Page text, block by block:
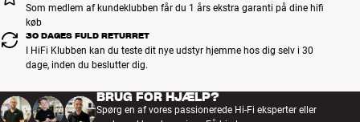
Delefilteret på 600 Series S3 højtalerne er blevet opgraderet med
eksklusive nye kapacitorer, og heri ligger en god del af
hemmeligheden bag den hørbart forbedrede lydkvalitet i forhold til
forrige generation af 600-serien. ,
Delefilteret har stor betydning for højtalerens lydkvalitet, og som i
deres dyreste serier har Bowers &, Wilkins i 600 S3-serien gjort
Som medlem af kundeklubben får du 1 års ekstra garanti på dine hifi
køb
30 DAGES FULD RETURRET
I HiFi Klubben kan du teste dit nye udstyr hjemme hos dig selv i 30
dage, inden du beslutter dig.
BRUG FOR HJÆLP?
Spørg en af vores passionerede Hi-Fi eksperter eller